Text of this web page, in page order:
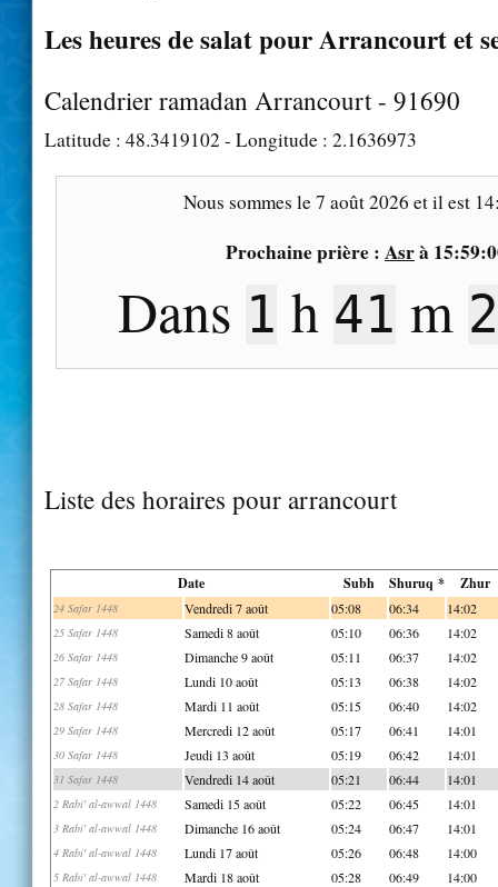
Les heures de salat pour Arrancourt et
Calendrier ramadan Arrancourt - 91690
Latitude : 48.3419102 - Longitude : 2.1636973
Nous sommes le7 août 2026 et il est
Prochaine prière : Asrà
Dans 1 h 41 m
Liste des horaires pour arrancourt
Date Subh Shuruq * Zhur
24 Safar 1448 Vendredi 7 août 05:08 06:34 14:02
25 Safar 1448 Samedi 8 août 05:10 06:36 14:02
26 Safar 1448 Dimanche 9 août 05:11 06:37 14:02
27 Safar 1448 Lundi 10 août 05:13 06:38 14:02
28 Safar 1448 Mardi 11 août 05:15 06:40 14:02
29 Safar 1448 Mercredi 12 août 05:17 06:41 14:01
30 Safar 1448 Jeudi 13 août 05:19 06:42 14:01
31 Safar 1448 Vendredi 14 août 05:21 06:44 14:01
2 Rabi' al-awwal 1448 Samedi 15 août 05:22 06:45 14:01
3 Rabi' al-awwal 1448 Dimanche 16 août 05:24 06:47 14:01
4 Rabi' al-awwal 1448 Lundi 17 août 05:26 06:48 14:00
5 Rabi' al-awwal 1448 Mardi 18 août 05:28 06:49 14:00